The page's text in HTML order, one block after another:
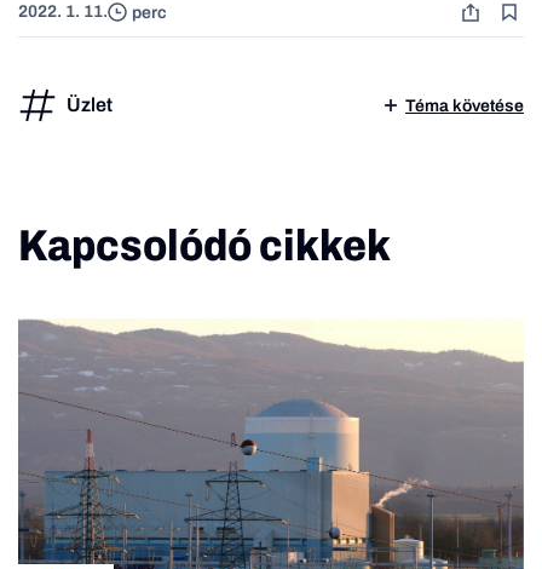
2022. 1. 11. perc
Üzlet Téma követése
Kapcsolódó cikkek